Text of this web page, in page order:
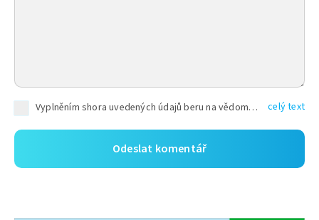
Vyplněním shora uvedených údajů beru na vědomí, že společnost TEXT FACTORY s.r.o., sídlem Brno, Durďákova 336/29, Černá Pole, PSČ: 613 00, IČ: 06157831, zapsané u Krajského soudu v Brně, oddíl C, vložka 100399, bude zpracovávat mé osobní údaje uvedené v rámci mnou vyplněného registračního formuláře na základě oprávněných zájmů TEXT FACTORY s.r.o. dle čl. 6 odst. 1 písm. f) GDPR a pro splnění právních povinností (čl. 6 odst. 1 písm. c) GDPR), a to pro tyto účely: nezbytnost zajistit oprávnění návštěvníka webových stránek provozovaných společností TEXT FACTORY s.r.o. přispívat aktivně ke zveřejněným článkům nebo v rámci diskusních fór a výkon práv TEXT FACTORY s.r.o. jako administrátora těchto diskusních fór. Více informací o zpracování osobních údajů a právech lze nalézt v celý text